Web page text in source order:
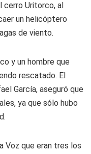
cerro Uritorco, al
un helicóptero
de viento.
y un hombre que
rescatado. El
García, aseguró que
ya que sólo hubo
Voz que eran tres los